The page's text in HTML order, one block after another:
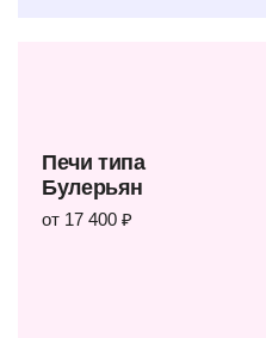
Печи типа
Булерьян
от 17 400 ₽